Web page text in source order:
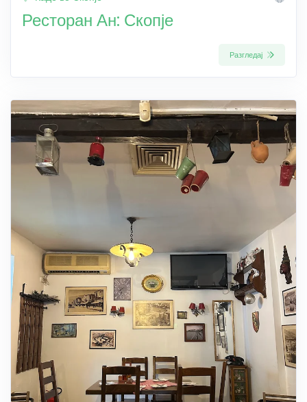
Ресторан Ан: Скопје
Разгледај